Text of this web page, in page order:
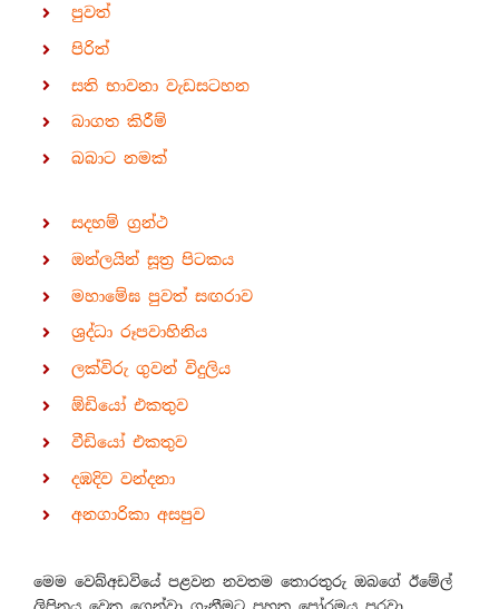
පුවත්
පිරිත්
සති භාවනා වැඩසටහන
බාගත කිරීම්
බබාට නමක්
සදහම් ග්‍රන්ථ
ඔන්ලයින් සූත්‍ර පිටකය
මහාමේඝ පුවත් සඟරාව
ශ්‍රද්ධා රූපවාහිනිය
ලක්විරු ගුවන් විදුලිය
ඕඩියෝ එකතුව
වීඩියෝ එකතුව
දඹදිව වන්දනා
අනගාරිකා අසපුව
මෙම වෙබ්අඩවියේ පළවන නවතම තොරතුරු ඔබගේ ඊමේල්